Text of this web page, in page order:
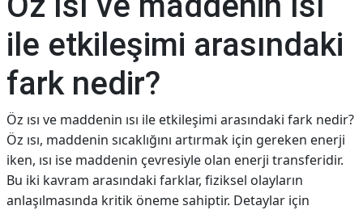
ile etkileşimi arasındaki
fark nedir?
Öz ısı ve maddenin ısı ile etkileşimi arasındaki fark nedir?
Öz ısı, maddenin sıcaklığını artırmak için gereken enerji
iken, ısı ise maddenin çevresiyle olan enerji transferidir.
Bu iki kavram arasındaki farklar, fiziksel olayların
anlaşılmasında kritik öneme sahiptir. Detaylar için